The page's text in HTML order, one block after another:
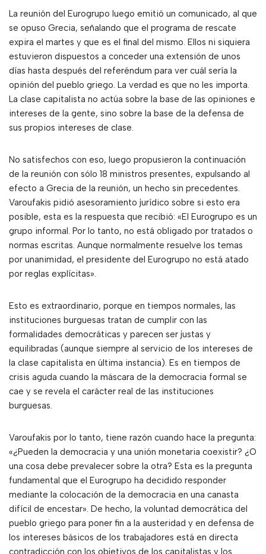
La reunión del Eurogrupo luego emitió un comunicado, al que
se opuso Grecia, señalando que el programa de rescate
expira el martes y que es el final del mismo. Ellos ni siquiera
estuvieron dispuestos a conceder una extensión de unos
días hasta después del referéndum para ver cuál sería la
opinión del pueblo griego. La verdad es que no les importa.
La clase capitalista no actúa sobre la base de las opiniones e
intereses de la gente, sino sobre la base de la defensa de
sus propios intereses de clase.
No satisfechos con eso, luego propusieron la continuación
de la reunión con sólo 18 ministros presentes, expulsando al
efecto a Grecia de la reunión, un hecho sin precedentes.
Varoufakis pidió asesoramiento jurídico sobre si esto era
posible, esta es la respuesta que recibió: «El Eurogrupo es un
grupo informal. Por lo tanto, no está obligado por tratados o
normas escritas. Aunque normalmente resuelve los temas
por unanimidad, el presidente del Eurogrupo no está atado
por reglas explícitas».
Esto es extraordinario, porque en tiempos normales, las
instituciones burguesas tratan de cumplir con las
formalidades democráticas y parecen ser justas y
equilibradas (aunque siempre al servicio de los intereses de
la clase capitalista en última instancia). Es en tiempos de
crisis aguda cuando la máscara de la democracia formal se
cae y se revela el carácter real de las instituciones
burguesas.
Varoufakis por lo tanto, tiene razón cuando hace la pregunta:
«¿Pueden la democracia y una unión monetaria coexistir? ¿O
una cosa debe prevalecer sobre la otra? Esta es la pregunta
fundamental que el Eurogrupo ha decidido responder
mediante la colocación de la democracia en una canasta
difícil de encestar». De hecho, la voluntad democrática del
pueblo griego para poner fin a la austeridad y en defensa de
los intereses básicos de los trabajadores está en directa
contradicción con los objetivos de los capitalistas y los